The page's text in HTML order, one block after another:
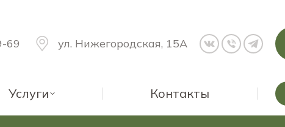
69 ул. Нижегородская, 15A
Услуги Контакты